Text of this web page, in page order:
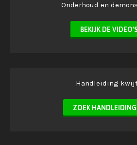
Onderhoud en
BEKIJK DE VIDEO'S
Handleiding
ZOEK